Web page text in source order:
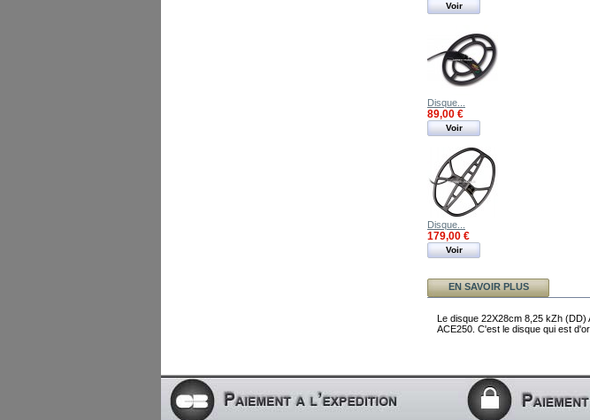
Voir
Disque...
89,00 €
Voir
Disque...
179,00 €
Voir
EN SAVOIR PLUS
Le disque 22X28cm 8,25 kZh (DD)
ACE250. C'est le disque qui est